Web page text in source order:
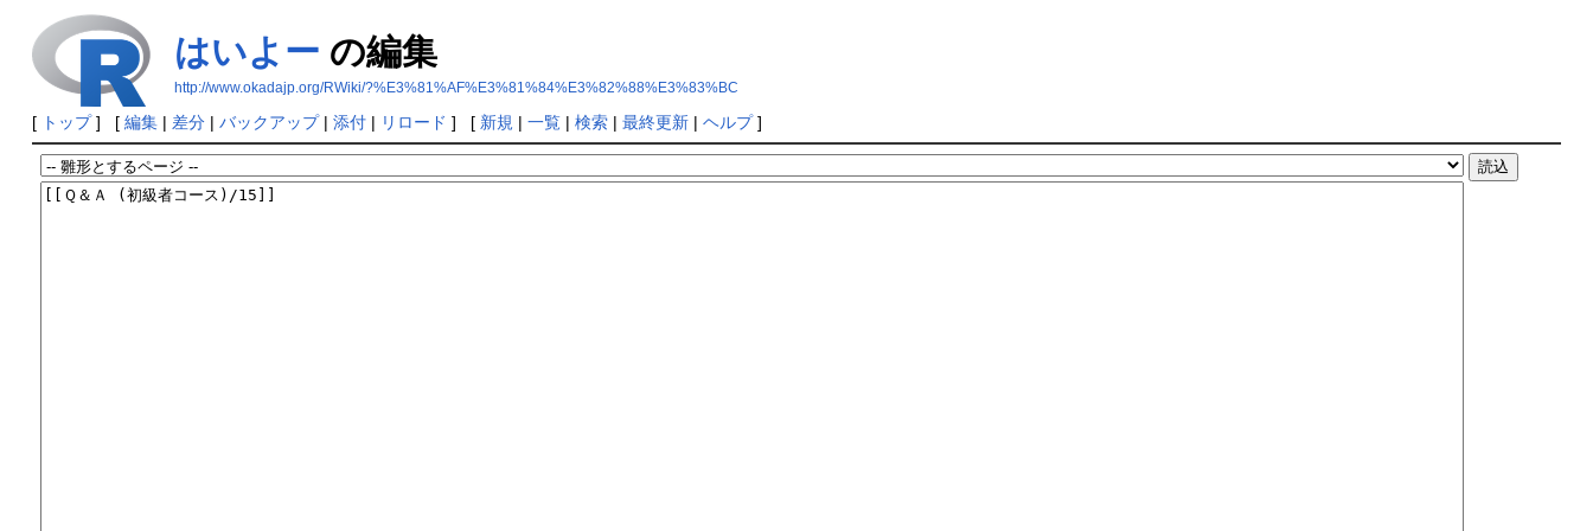
はいよー の編集
http://www.okadajp.org/RWiki/?%E3%81%AF%E3%81%84%E3%82%88%E3%83%BC
[ トップ] [ 編集| 差分| バックアップ| 添付| リロード ] [ 新規 | 一覧| 検索| 最終更新| ヘルプ]